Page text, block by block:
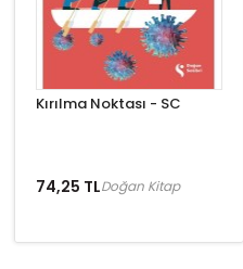
Kırılma Noktası - SC
74,25 TLDoğan Kitap